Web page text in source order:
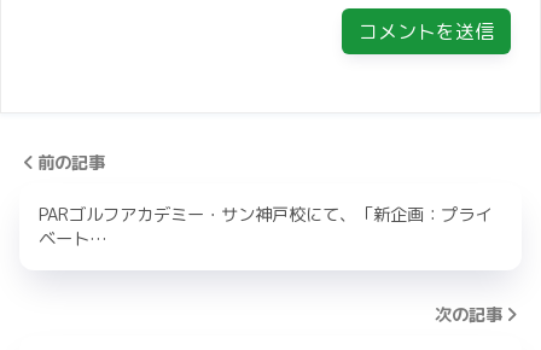
前の記事
PARゴルフアカデミー・サン神戸校にて、「新企画：プライ
ベート…
次の記事